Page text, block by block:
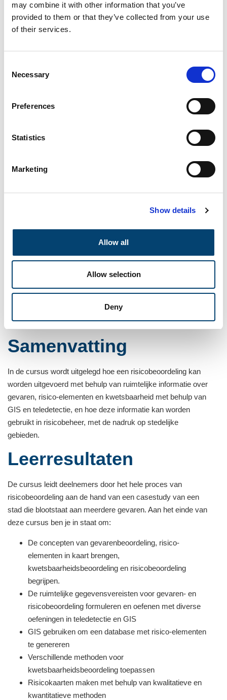
may combine it with other information that you’ve
provided to them or that they’ve collected from your use
of their services.
Selection
Necessary
Preferences
Statistics
Marketing
Show details
Allow all
Allow selection
Deny
Taal
Dit programma wordt alleen in het Engels gegeven.
programma is alleen in het Engels.
Samenvatting
In de cursus wordt uitgelegd hoe een risicobeoordeling kan
worden uitgevoerd met behulp van ruimtelijke informatie over
gevaren, risico-elementen en kwetsbaarheid met behulp van
GIS en teledetectie, en hoe deze informatie kan worden
gebruikt in risicobeheer, met de nadruk op stedelijke
gebieden.
Leerresultaten
De cursus leidt deelnemers door het hele proces van
risicobeoordeling aan de hand van een casestudy van een
stad die blootstaat aan meerdere gevaren. Aan het einde van
deze cursus ben je in staat om:
De concepten van gevarenbeoordeling, risico-
elementen in kaart brengen,
kwetsbaarheidsbeoordeling en risicobeoordeling
begrijpen.
De ruimtelijke gegevensvereisten voor gevaren- en
risicobeoordeling formuleren en oefenen met diverse
oefeningen in teledetectie en GIS
GIS gebruiken om een database met risico-elementen
te genereren
Verschillende methoden voor
kwetsbaarheidsbeoordeling toepassen
Risicokaarten maken met behulp van kwalitatieve en
kwantitatieve methoden